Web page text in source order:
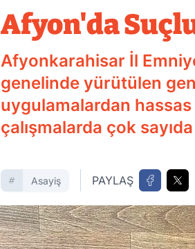
Afyon'da
Afyonkarahisar İl
genelinde yürütülen
uygulamalardan
çalışmalarda çok
Asayiş PAYLAŞ